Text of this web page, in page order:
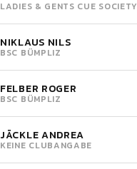
LADIES & GENTS CUE SOCIETY
NIKLAUS NILS
BSC BÜMPLIZ
FELBER ROGER
BSC BÜMPLIZ
JÄCKLE ANDREA
KEINE CLUBANGABE